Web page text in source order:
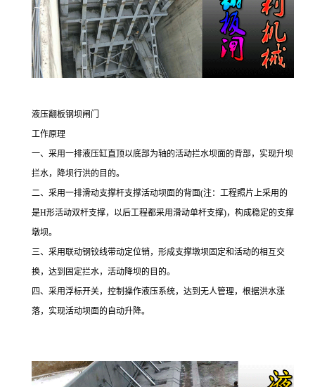
液压翻板钢坝闸门
工作原理
一、采用一排液压缸直顶以底部为轴的活动拦水坝面的背部，实现升坝
拦水，降坝行洪的目的。
二、采用一排滑动支撑杆支撑活动坝面的背面(注：工程照片上采用的
是H形活动双杆支撑，以后工程都采用滑动单杆支撑)，构成稳定的支撑
墩坝。
三、采用联动钢铰线带动定位销，形成支撑墩坝固定和活动的相互交
换，达到固定拦水，活动降坝的目的。
四、采用浮标开关，控制操作液压系统，达到无人管理，根据洪水涨
落，实现活动坝面的自动升降。